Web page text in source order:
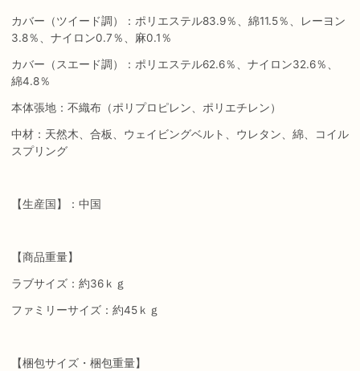
カバー（ツイード調）：ポリエステル83.9％、綿11.5％、レーヨン
3.8％、ナイロン0.7％、麻0.1％
カバー（スエード調）：ポリエステル62.6％、ナイロン32.6％、
綿4.8％
本体張地：不織布（ポリプロピレン、ポリエチレン）
中材：天然木、合板、ウェイビングベルト、ウレタン、綿、コイル
スプリング
【生産国】：中国
【商品重量】
ラブサイズ：約36ｋｇ
ファミリーサイズ：約45ｋｇ
【梱包サイズ・梱包重量】